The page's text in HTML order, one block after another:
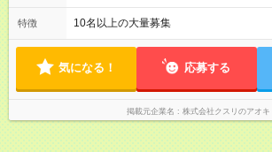
＝＝＝ 【試用期間】試用期間なし
＜店舗の基本営業時間＞ 9時～22時 ※勤
なります。 ＜シフト例＞ 早番：8時00分～17時00分 中番：11
1ヶ月単位の変形労働時間制（週平均40
7.8時間ほど（2025年実績） ＜店舗の基本営業時間＞ 9時～22
時 ※勤務時間は店舗により異なります。 ＜シフト例＞ 早番：8
時00分～17時00分 中番：11時～20時
特徴 10名以上の大量募集
気になる！ 応募する
掲載元企業名 株式会社クスリのアオキ